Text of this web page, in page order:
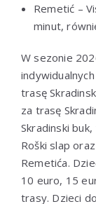
Remetić –
minut,
W sezonie
trasę
za trasę
Skradinski
Roški slap
Remetića.
10 euro, 15
trasy. Dzieci